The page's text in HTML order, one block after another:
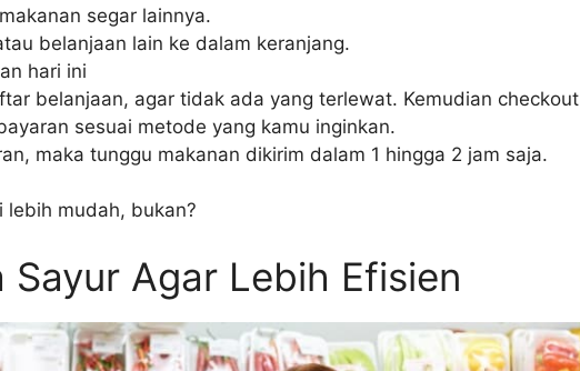
segar lainnya.
belanjaan lain ke dalam keranjang.
hari ini
belanjaan, agar tidak ada yang terlewat. Kemudian checkout
sesuai metode yang kamu inginkan.
maka tunggu makanan dikirim dalam 1 hingga 2 jam saja.
lebih mudah, bukan?
Sayur Agar Lebih Efisien